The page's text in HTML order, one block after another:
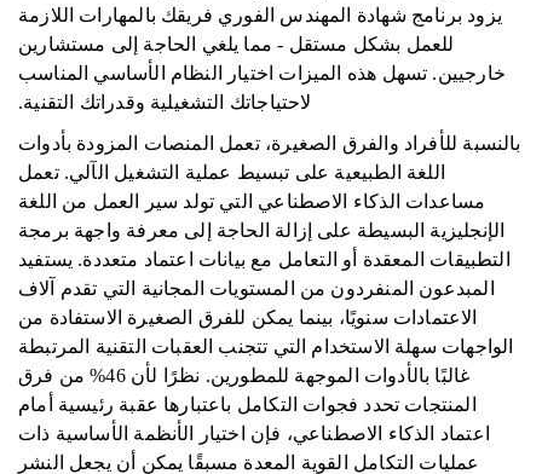
يزود برنامج شهادة المهندس الفوري فريقك بالمهارات اللازمة
للعمل بشكل مستقل - مما يلغي الحاجة إلى مستشارين
خارجيين. تسهل هذه الميزات اختيار النظام الأساسي المناسب
لاحتياجاتك التشغيلية وقدراتك التقنية.
بالنسبة للأفراد والفرق الصغيرة، تعمل المنصات المزودة بأدوات
اللغة الطبيعية على تبسيط عملية التشغيل الآلي. تعمل
مساعدات الذكاء الاصطناعي التي تولد سير العمل من اللغة
الإنجليزية البسيطة على إزالة الحاجة إلى معرفة واجهة برمجة
التطبيقات المعقدة أو التعامل مع بيانات اعتماد متعددة. يستفيد
المبدعون المنفردون من المستويات المجانية التي تقدم آلاف
الاعتمادات سنويًا، بينما يمكن للفرق الصغيرة الاستفادة من
الواجهات سهلة الاستخدام التي تتجنب العقبات التقنية المرتبطة
غالبًا بالأدوات الموجهة للمطورين. نظرًا لأن 46% من فرق
المنتجات تحدد فجوات التكامل باعتبارها عقبة رئيسية أمام
اعتماد الذكاء الاصطناعي، فإن اختيار الأنظمة الأساسية ذات
عمليات التكامل القوية المعدة مسبقًا يمكن أن يجعل النشر